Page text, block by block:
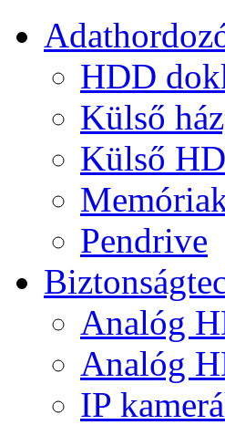
HDD
Külső
Külső
Pendrive
Analóg
Analóg
IP